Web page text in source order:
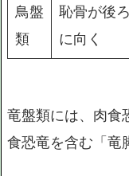
鳥盤
類
恥骨が後ろ
に向く
竜盤類には、肉食
食恐竜を含む「竜